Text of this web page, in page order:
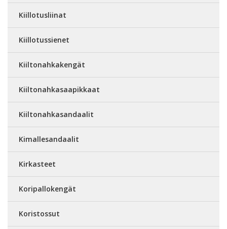
Kiillotusliinat
Kiillotussienet
Kiiltonahkakengät
Kiiltonahkasaapikkaat
Kiiltonahkasandaalit
Kimallesandaalit
Kirkasteet
Koripallokengät
Koristossut